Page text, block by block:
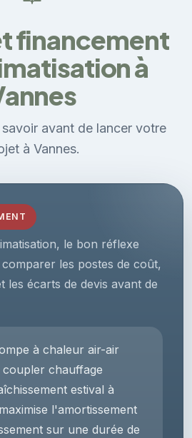
financement
à
avant de lancer votre
à Vannes.
le bon réflexe
les postes de coût,
les écarts de devis avant de
à chaleur air-air
chauffage
estival à
l'amortissement
sur une durée de